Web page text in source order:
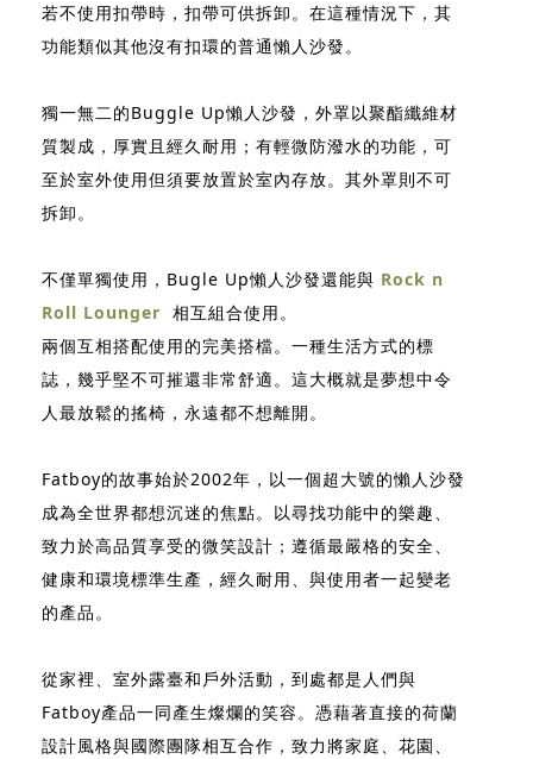
若不使用扣帶時，扣帶可供拆卸。在這種情況下，其
功能類似其他沒有扣環的普通懶人沙發。
獨一無二的Buggle Up懶人沙發，外罩以聚酯纖維材
質製成，厚實且經久耐用；有輕微防潑水的功能，可
至於室外使用但須要放置於室內存放。其外罩則不可
拆卸。
不僅單獨使用，Bugle Up懶人沙發還能與 Rock n
Roll Lounger 相互組合使用。
兩個互相搭配使用的完美搭檔。一種生活方式的標
誌，幾乎堅不可摧還非常舒適。這大概就是夢想中令
人最放鬆的搖椅，永遠都不想離開。
Fatboy的故事始於2002年，以一個超大號的懶人沙發
成為全世界都想沉迷的焦點。以尋找功能中的樂趣、
致力於高品質享受的微笑設計；遵循最嚴格的安全、
健康和環境標準生產，經久耐用、與使用者一起變老
的產品。
從家裡、室外露臺和戶外活動，到處都是人們與
Fatboy產品一同產生燦爛的笑容。憑藉著直接的荷蘭
設計風格與國際團隊相互合作，致力將家庭、花園、